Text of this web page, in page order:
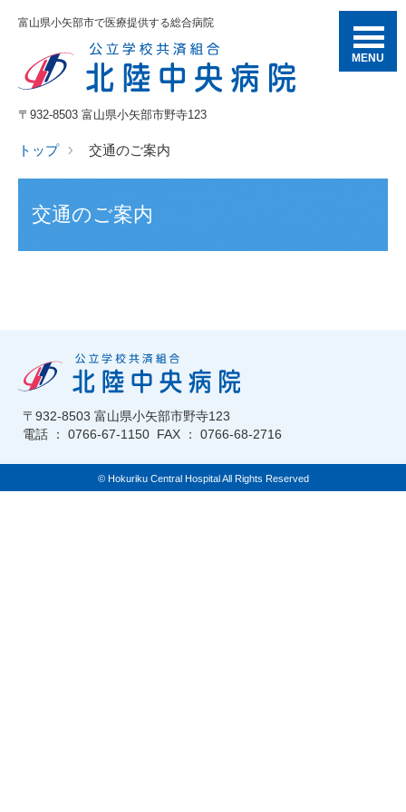
富山県小矢部市で医療提供する総合病院
MENU
〒932-8503 富山県小矢部市野寺123
トップ 交通のご案内
交通のご案内
〒932-8503 富山県小矢部市野寺123
電話 ： 0766-67-1150 FAX ： 0766-68-2716
© Hokuriku Central Hospital All Rights Reserved